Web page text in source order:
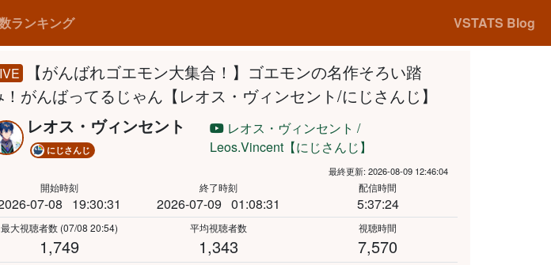
ランキング VSTATS Blog
【がんばれゴエモン大集合！】ゴエモンの名作そろい踏
！がんばってるじゃん【レオス・ヴィンセント/にじさんじ】
レオス・ヴィンセント
にじさんじ
レオス・ヴィンセント /
Leos.Vincent【にじさんじ】
最終更新: 2026-08-09 12:46:04
開始時刻
07-08 19:30:31
終了時刻
2026-07-09 01:08:31
配信時間
5:37:24
最大視聴者数 (07/08 20:54)
1,749
平均視聴者数
1,343
視聴時間
7,570